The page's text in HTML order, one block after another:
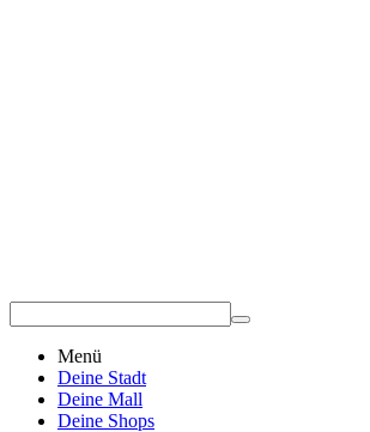
Menü
Deine Stadt
Deine Mall
Deine Shops